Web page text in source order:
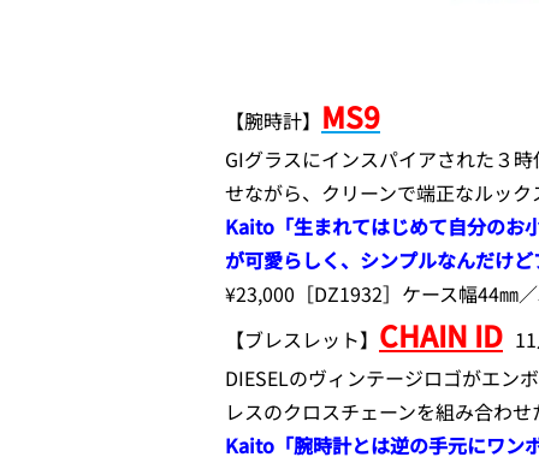
【腕時計】 MS9
GIグラスにインスパイアされた３
せながら、クリーンで端正なルッ
Kaito「生まれてはじめて自分のお
が可愛らしく、シンプルなんだけ
¥23,000［DZ1932］ケース幅44㎜
【ブレスレット】 CHAIN ID
DIESELのヴィンテージロゴがエン
レスのクロスチェーンを組み合わ
Kaito「腕時計とは逆の手元にワン